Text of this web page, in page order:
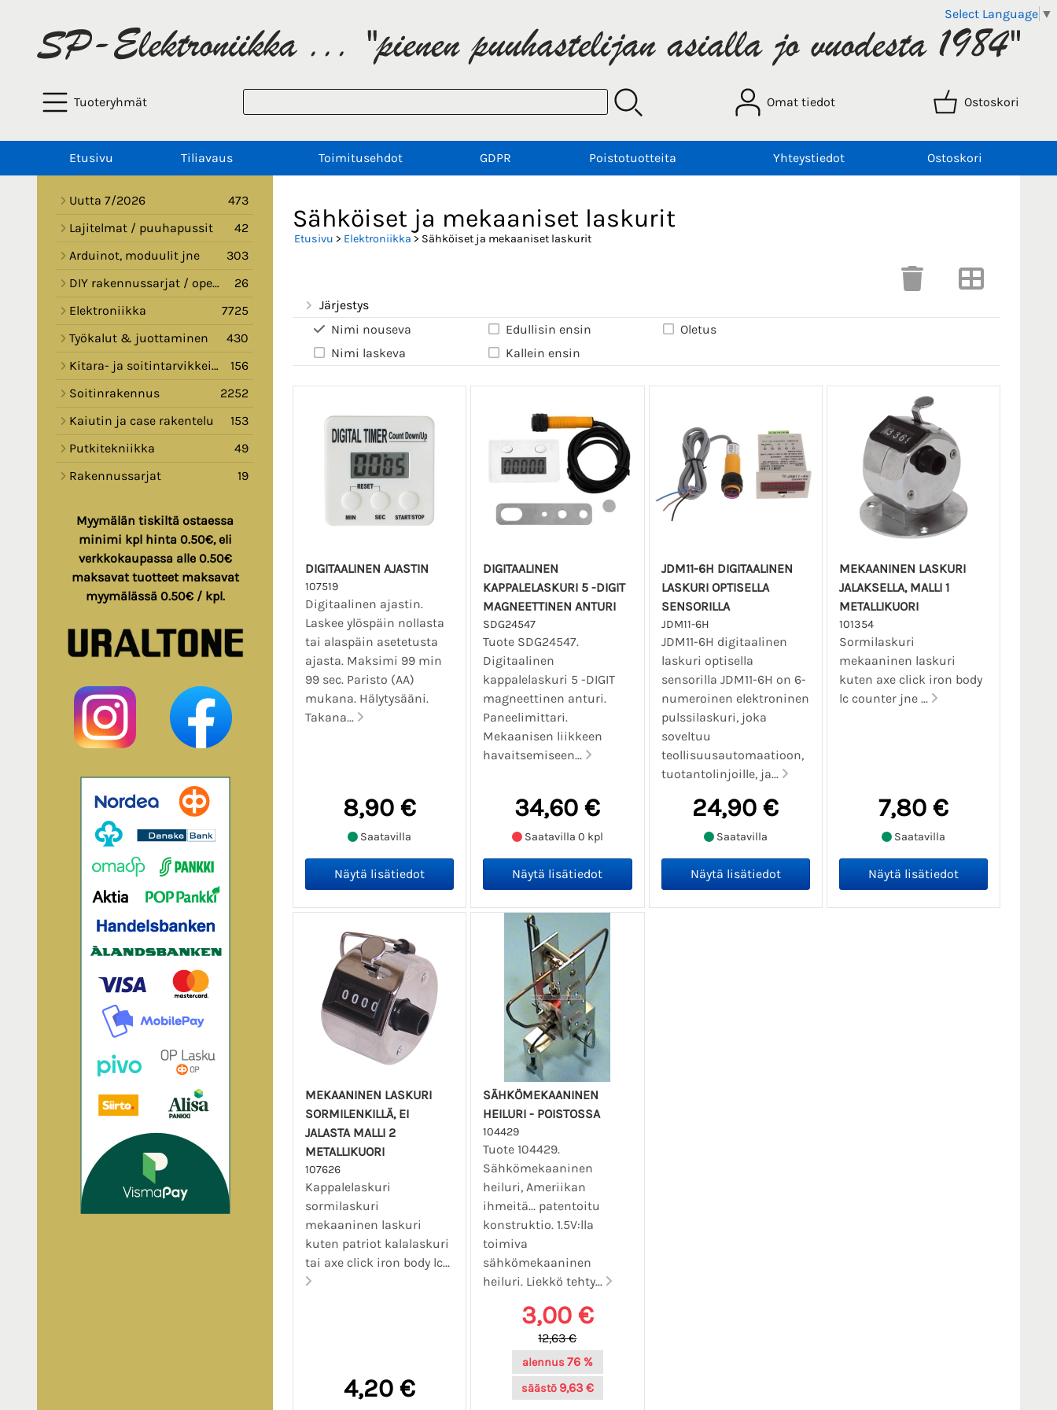
Select Language ▼
Tuoteryhmät Omat tiedot Ostoskori
Etusivu Tiliavaus Toimitusehdot GDPR Poistotuotteita Yhteystiedot Ostoskori
Uutta 7/2026
473
Lajitelmat / puuhapussit
42
Arduinot, moduulit jne
303
DIY rakennussarjat / opetussarjat
26
Elektroniikka
7725
Työkalut & juottaminen
430
Kitara- ja soitintarvikkeita
156
Soitinrakennus
2252
Kaiutin ja case rakentelu
153
Putkitekniikka
49
Rakennussarjat
19
Myymälän tiskiltä ostaessa
minimi kpl hinta 0.50€, eli
verkkokaupassa alle 0.50€
maksavat tuotteet maksavat
myymälässä 0.50€ / kpl.
Sähköiset ja mekaaniset laskurit
Etusivu > Elektroniikka > Sähköiset ja mekaaniset laskurit
Järjestys
Nimi nouseva
Nimi laskeva
Edullisin ensin
Kallein ensin
Oletus
DIGITAALINEN AJASTIN
107519
Digitaalinen ajastin.
Laskee ylöspäin nollasta
tai alaspäin asetetusta
ajasta. Maksimi 99 min
99 sec. Paristo (AA)
mukana. Hälytysääni.
Takana...
8,90 €
Saatavilla
DIGITAALINEN
KAPPALELASKURI 5 -DIGIT
MAGNEETTINEN ANTURI
SDG24547
Tuote SDG24547.
Digitaalinen
kappalelaskuri 5 -DIGIT
magneettinen anturi.
Paneelimittari.
Mekaanisen liikkeen
havaitsemiseen...
34,60 €
Saatavilla 0 kpl
JDM11-6H DIGITAALINEN
LASKURI OPTISELLA
SENSORILLA
JDM11-6H
JDM11-6H digitaalinen
laskuri optisella
sensorilla JDM11-6H on 6-
numeroinen elektroninen
pulssilaskuri, joka
soveltuu
teollisuusautomaatioon,
tuotantolinjoille, ja...
24,90 €
Saatavilla
MEKAANINEN LASKURI
JALAKSELLA, MALLI 1
METALLIKUORI
101354
Sormilaskuri
mekaaninen laskuri
kuten axe click iron body
lc counter jne ...
7,80 €
Saatavilla
MEKAANINEN LASKURI
SORMILENKILLÄ, EI
JALASTA MALLI 2
METALLIKUORI
107626
Kappalelaskuri
sormilaskuri
mekaaninen laskuri
kuten patriot kalalaskuri
tai axe click iron body lc...
4,20 €
SÄHKÖMEKAANINEN
HEILURI - POISTOSSA
104429
Tuote 104429.
Sähkömekaaninen
heiluri, Ameriikan
ihmeitä... patentoitu
konstruktio. 1.5V:lla
toimiva
sähkömekaaninen
heiluri. Liekkö tehty...
3,00 €
12,63 €
alennus76 %
säästö 9,63 €